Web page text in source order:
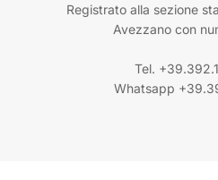
Registrato alla sezione
Avezzano con
Tel.
Whatsapp